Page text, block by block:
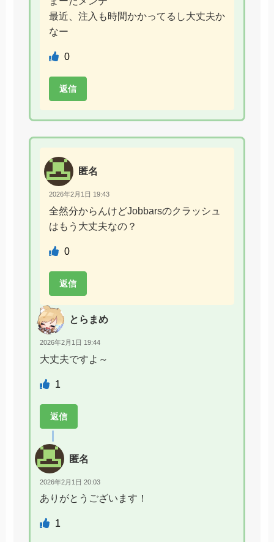
最近、注入も時間かかってるし大丈夫か
なー
0
返信
匿名
2026年2月1日 19:43
全然分からんけどJobbarsのクラッシュ
はもう大丈夫なの？
0
返信
とらまめ
2026年2月1日 19:44
大丈夫ですよ～
1
返信
匿名
2026年2月1日 20:03
ありがとうございます！
1